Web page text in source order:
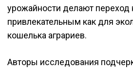
урожайности делают переход
привлекательным как для
кошелька аграриев.
Авторы исследования